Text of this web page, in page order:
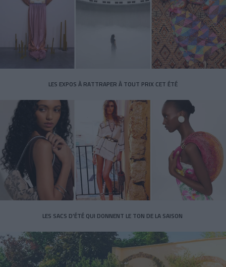
LES EXPOS À RATTRAPER À TOUT PRIX CET ÉTÉ
LES SACS D’ÉTÉ QUI DONNENT LE TON DE LA SAISON